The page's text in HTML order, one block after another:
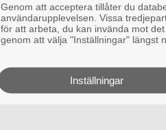
Genom att acceptera tillåter du
användarupplevelsen. Vissa
för att arbeta, du kan invända mot
genom att välja "Inställningar" längst
Inställningar